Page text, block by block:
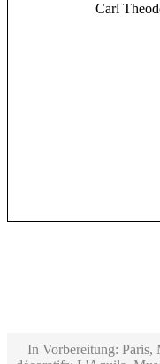
Carl
In Vorbereitung: Paris,